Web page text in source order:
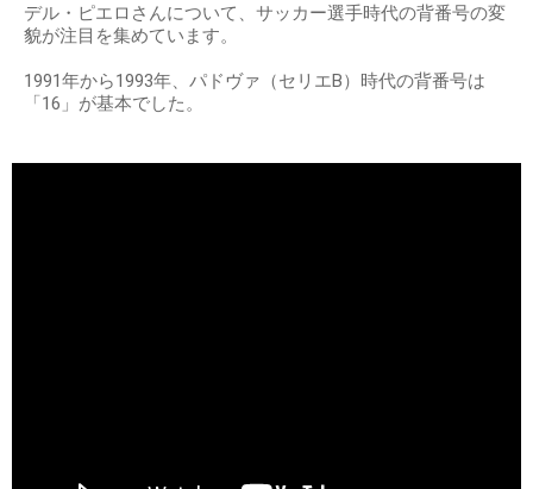
デル・ピエロさんについて、サッカー選手時代の背番号の変
貌が注目を集めています。
1991年から1993年、パドヴァ（セリエB）時代の背番号は
「16」が基本でした。